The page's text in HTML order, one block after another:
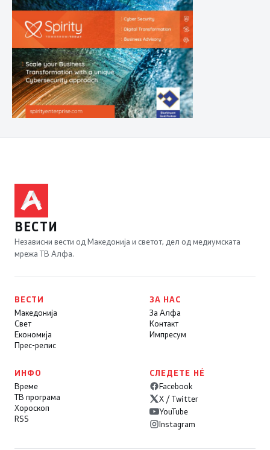
ВЕСТИ
Независни вести од Македонија и светот, дел од медиумската
мрежа ТВ Алфа.
ВЕСТИ
Македонија
Свет
Економија
Прес-релис
ЗА НАС
За Алфа
Контакт
Импресум
ИНФО
Време
ТВ програма
Хороскоп
RSS
СЛЕДЕТЕ НÉ
Facebook
X / Twitter
YouTube
Instagram